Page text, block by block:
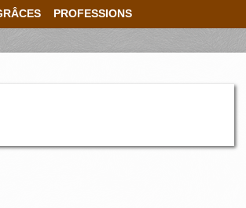
PROFESSIONS